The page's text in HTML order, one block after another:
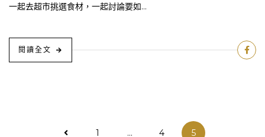
一起去超市挑選食材，一起討論要如...
閱讀全文
文
1 ... 4 5